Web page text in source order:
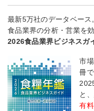
最新5万社のデータベース
食品業界の分析・営業を
2026食品業界ビジネスガ
市
冊で
と
有